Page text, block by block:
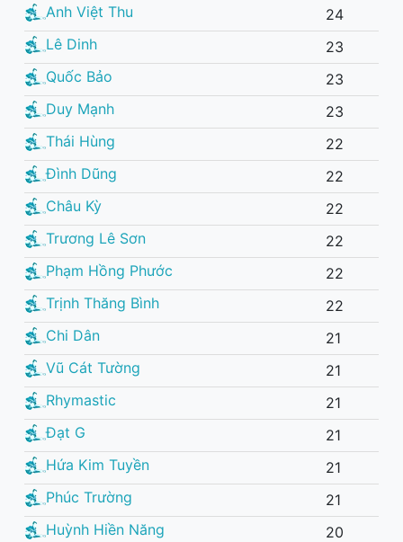
Anh Việt Thu
24
Lê Dinh
23
Quốc Bảo
23
Duy Mạnh
23
Thái Hùng
22
Đình Dũng
22
Châu Kỳ
22
Trương Lê Sơn
22
Phạm Hồng Phước
22
Trịnh Thăng Bình
22
Chi Dân
21
Vũ Cát Tường
21
Rhymastic
21
Đạt G
21
Hứa Kim Tuyền
21
Phúc Trường
21
Huỳnh Hiền Năng
20